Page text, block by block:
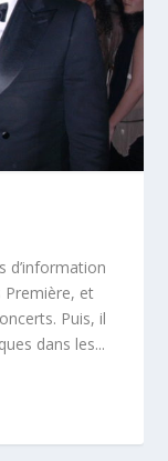
d’information
Première, et
Puis, il
dans les...